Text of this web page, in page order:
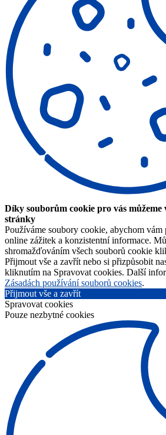
Díky souborům cookie pro vás můžeme
stránky
Používáme soubory cookie, abychom
online zážitek a konzistentní informace.
shromažďováním všech souborů cookie
Přijmout vše a zavřít nebo si přizpůsobit
kliknutím na Spravovat cookies. Další
Zásadách používání souborů cookies.
Přijmout vše a zavřít
Spravovat cookies
Pouze nezbytné cookies